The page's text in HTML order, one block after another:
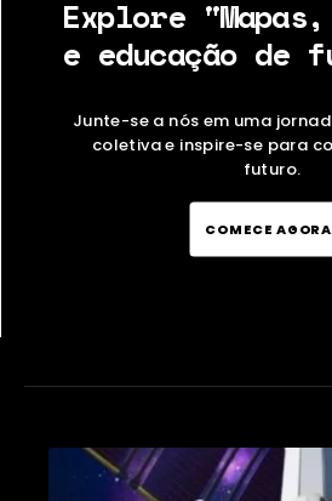
Explore
e educação de
Junte-se a nós em uma
coletiva e inspire-se para
futuro.
COMECE